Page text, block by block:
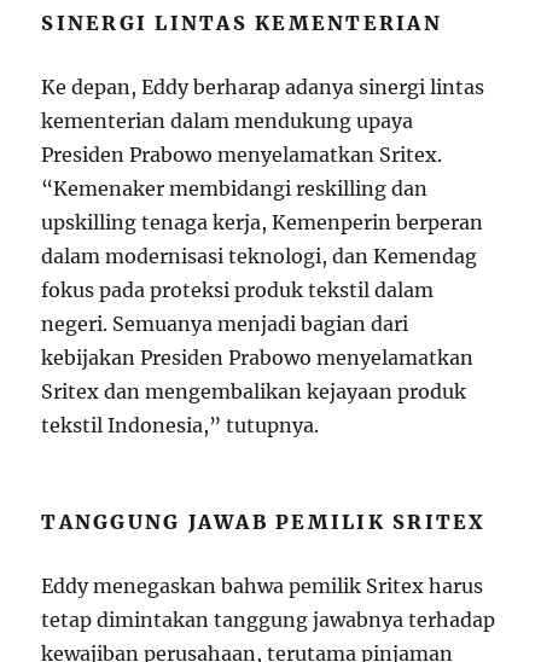
SINERGI LINTAS KEMENTERIAN
Ke depan, Eddy berharap adanya sinergi lintas
kementerian dalam mendukung upaya
Presiden Prabowo menyelamatkan Sritex.
“Kemenaker membidangi reskilling dan
upskilling tenaga kerja, Kemenperin berperan
dalam modernisasi teknologi, dan Kemendag
fokus pada proteksi produk tekstil dalam
negeri. Semuanya menjadi bagian dari
kebijakan Presiden Prabowo menyelamatkan
Sritex dan mengembalikan kejayaan produk
tekstil Indonesia,” tutupnya.
TANGGUNG JAWAB PEMILIK SRITEX
Eddy menegaskan bahwa pemilik Sritex harus
tetap dimintakan tanggung jawabnya terhadap
kewajiban perusahaan, terutama pinjaman